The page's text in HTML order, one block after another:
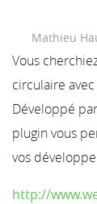
Mathieu
Vous
circulaire
Développé
plugin vous
vos
http://